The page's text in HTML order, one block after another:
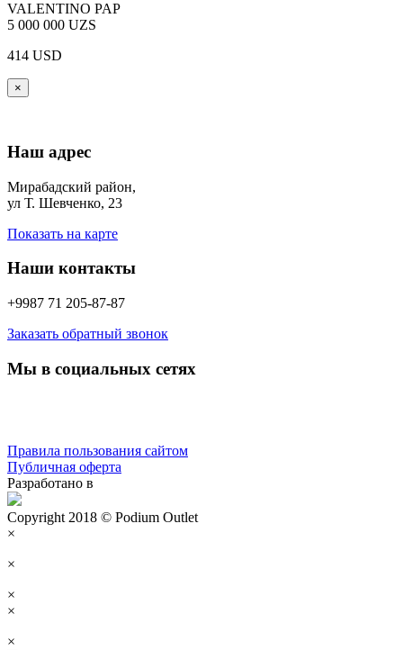
VALENTINO PAP
5 000 000 UZS
414 USD
×
Наш адрес
Мирабадский район,
ул Т. Шевченко, 23
Показать на карте
Наши контакты
+9987 71 205-87-87
Заказать обратный звонок
Мы в социальных сетях
Правила пользования сайтом
Публичная оферта
Разработано в
Copyright 2018 © Podium Outlet
×
×
×
×
×